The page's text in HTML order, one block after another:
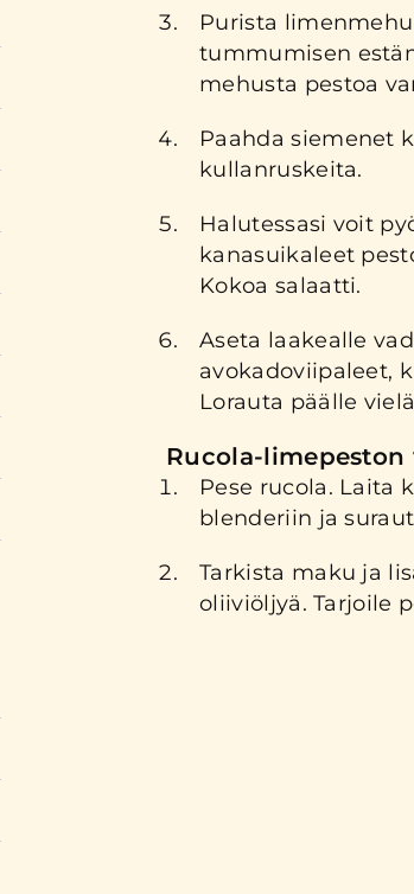
Purista
tummumisen
mehusta pestoa
Paahda siemenet
kullanruskeita.
Halutessasi voit
kanasuikaleet
Kokoa salaatti.
Aseta laakealle
avokadoviipaleet,
Lorauta päälle
Rucola-limepeston
Pese rucola. Laita
blenderiin ja
Tarkista maku ja
oliiviöljyä. Tarjoile